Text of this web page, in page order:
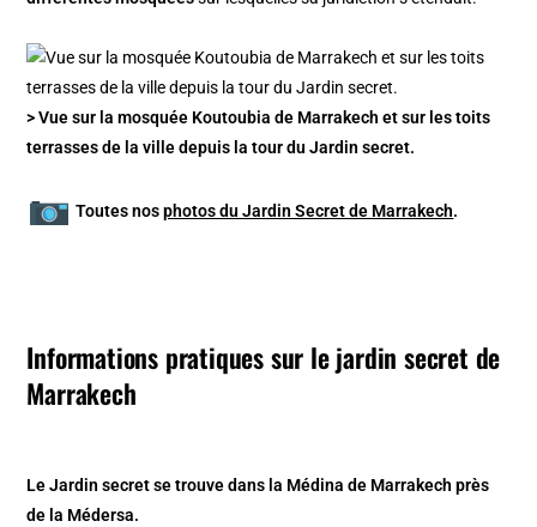
> Vue sur la mosquée Koutoubia de Marrakech et sur les toits
terrasses de la ville depuis la tour du Jardin secret.
Toutes nosphotos du Jardin Secret de Marrakech.
Informations pratiques sur le jardin secret de
Marrakech
Le Jardin secret se trouve dans la Médina de Marrakech près
de la Médersa.